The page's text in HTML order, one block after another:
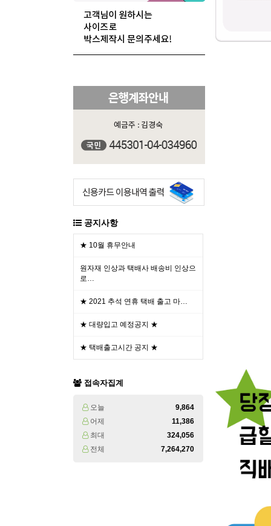
공지사항
★ 10월 휴무안내
원자재 인상과 택배사 배송비 인상으
로…
★ 2021 추석 연휴 택배 출고 마…
★ 대량입고 예정공지 ★
★ 택배출고시간 공지 ★
접속자집계
오늘
9,864
어제
11,386
최대
324,056
전체
7,264,270